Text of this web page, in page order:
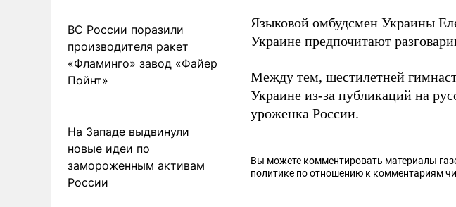
ВС России поразили
производителя ракет
«Фламинго» завод «Файер
Пойнт»
На Западе выдвинули
новые идеи по
замороженным активам
России
Языковой омбудсмен Украины
Украине предпочитают
Между тем, шестилетней
Украине из-за публикаций на
уроженка России.
Вы можете комментировать материалы
политике по отношению к комментариям